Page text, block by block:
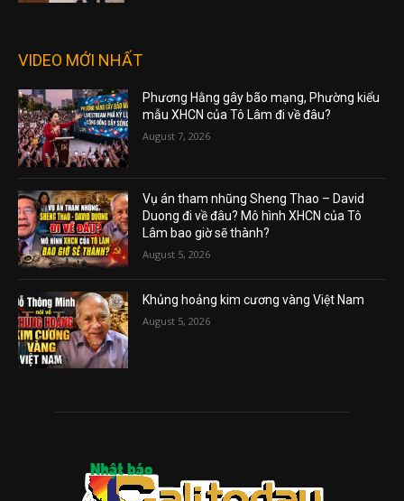
VIDEO MỚI NHẤT
Phương Hằng gây bão mạng, Phường kiểu
mẫu XHCN của Tô Lâm đi về đâu?
August 7, 2026
Vụ án tham nhũng Sheng Thao – David
Duong đi về đâu? Mô hình XHCN của Tô
Lâm bao giờ sẽ thành?
August 5, 2026
Khủng hoảng kim cương vàng Việt Nam
August 5, 2026